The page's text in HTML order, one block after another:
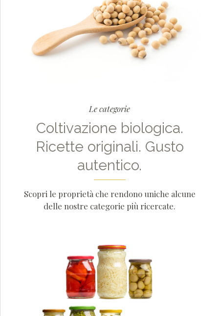
Le categorie
Coltivazione biologica.
Ricette originali. Gusto
autentico.
Scopri le proprietà che rendono uniche alcune
delle nostre categorie più ricercate.